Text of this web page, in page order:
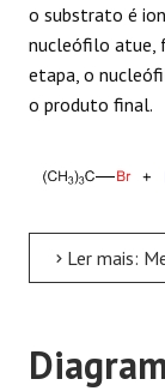
o substrato é
nucleófilo atue,
etapa, o
o produto final.
Ler mais: